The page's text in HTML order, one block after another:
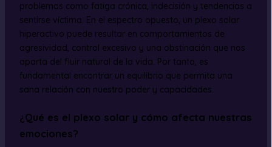
problemas como fatiga crónica, indecisión y tendencias a
sentirse víctima. En el espectro opuesto, un plexo solar
hiperactivo puede resultar en comportamientos de
agresividad, control excesivo y una obstinación que nos
aparta del fluir natural de la vida. Por tanto, es
fundamental encontrar un equilibrio que permita una
sana relación con nuestro poder y capacidades.
¿Qué es el plexo solar y cómo afecta nuestras
emociones?